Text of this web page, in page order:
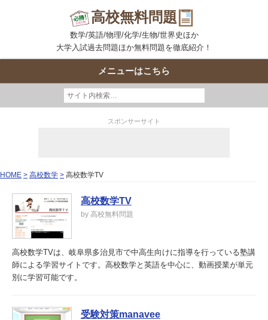
高校無料問題
数学/英語/物理/化学/生物/世界史ほか
大学入試過去問題ほか無料問題を徹底紹介！
メニューはこちら
スポンサーサイト
HOME 高校数学 高校数学TV
高校数学TV
by 高校無料問題
高校数学TVは、岐阜県多治見市で中高生向けに指導を行っている塾講
師による学習サイトです。高校数学と英語を中心に、動画授業が単元
別に学習可能です。
受験対策manavee